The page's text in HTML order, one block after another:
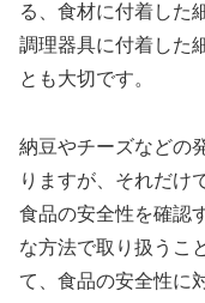
る、食材に付着した
調理器具に付着した
とも大切です。
納豆やチーズなどの
りますが、それだけ
食品の安全性を確認
な方法で取り扱うこ
て、食品の安全性に